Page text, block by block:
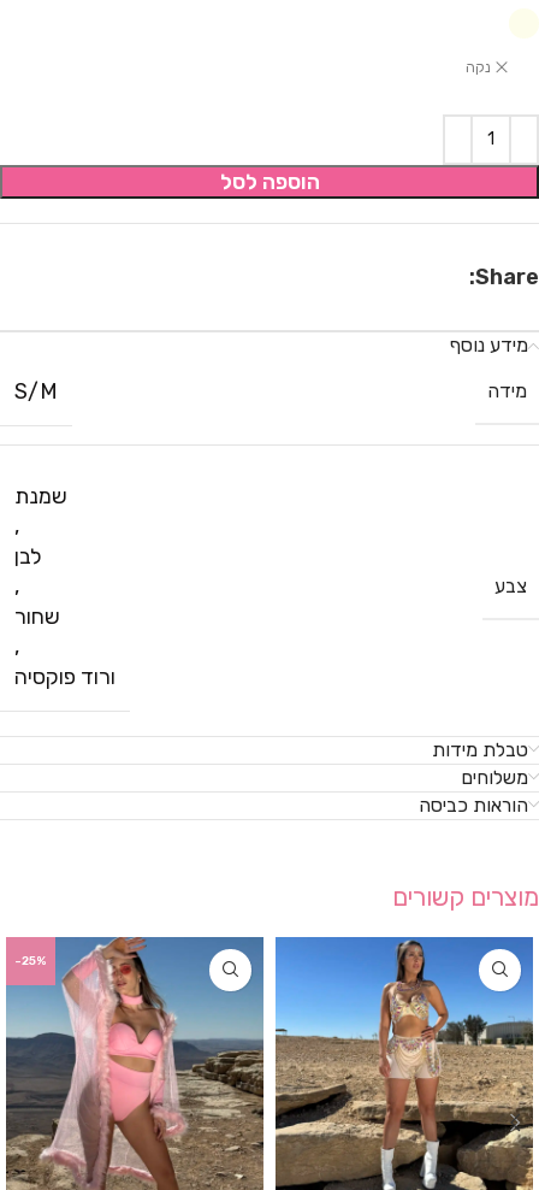
נקה
הוספה לסל
Share:
מידע נוסף
מידה
S/M
צבע
שמנת
,
לבן
,
שחור
,
ורוד פוקסיה
טבלת מידות
משלוחים
הוראות כביסה
מוצרים קשורים
-25%